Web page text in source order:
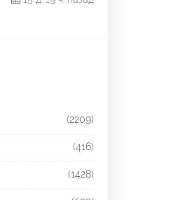
(2209)
(416)
(1428)